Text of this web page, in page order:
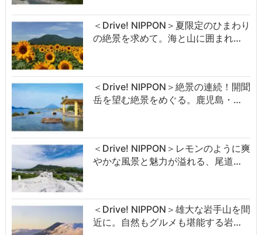
＜Drive! NIPPON＞夏限定のひまわり
の絶景を求めて。海と山に囲まれ…
＜Drive! NIPPON＞絶景の連続！開聞
岳を望む絶景をめぐる。鹿児島・…
＜Drive! NIPPON＞レモンのように爽
やかな風景と魅力が溢れる、尾道…
＜Drive! NIPPON＞雄大な岩手山を間
近に。自然もグルメも堪能する岩…